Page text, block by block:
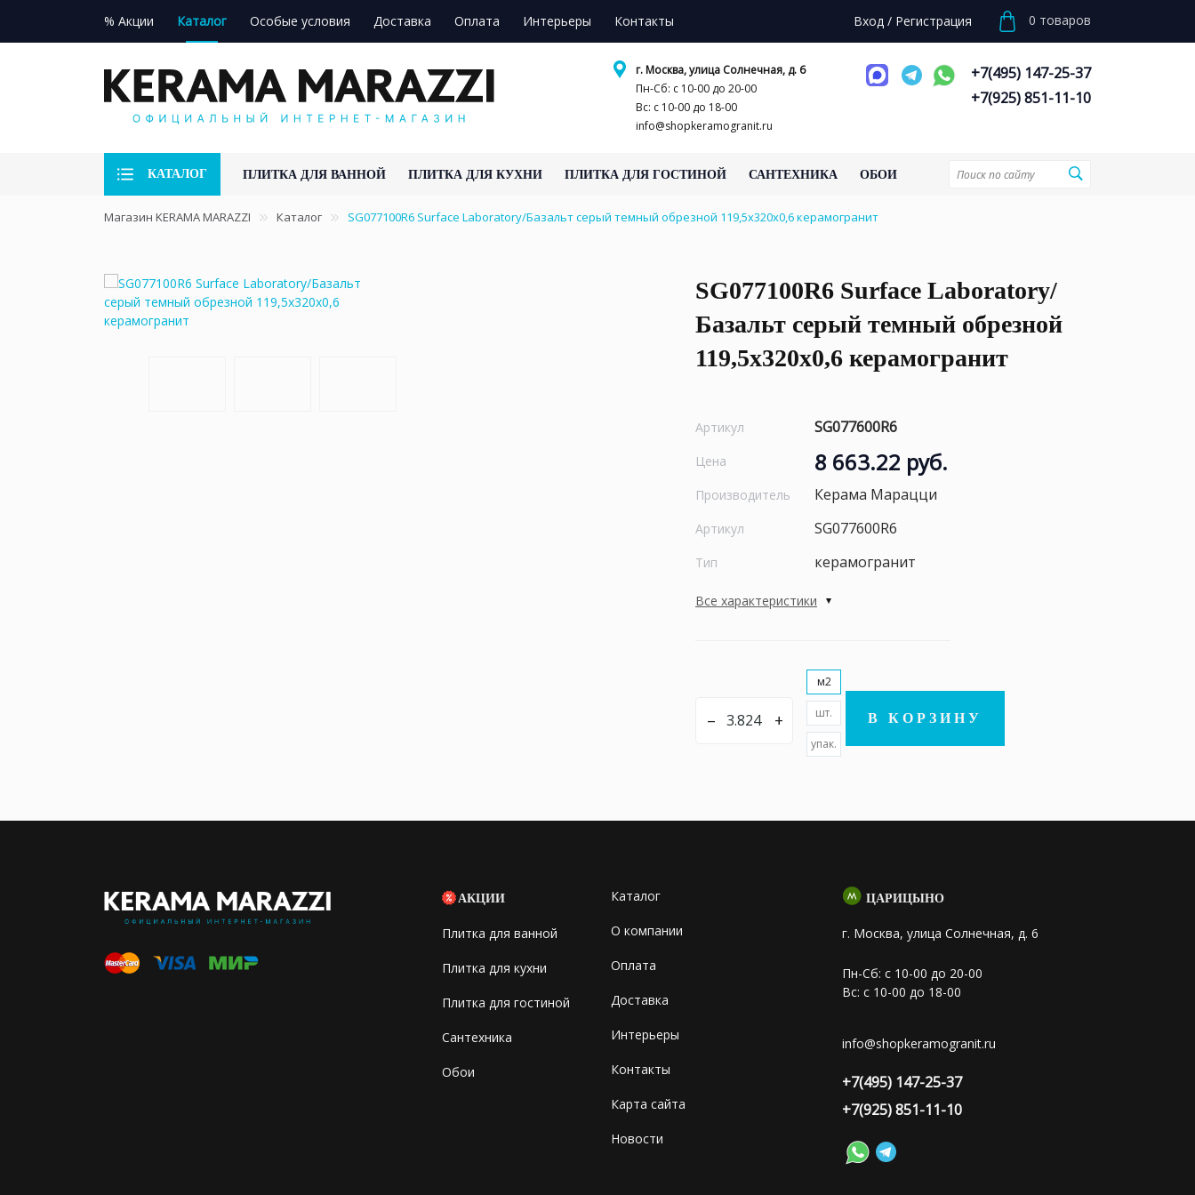
% Акции Каталог Особые условия Доставка Оплата Интерьеры Контакты Вход / Регистрация 0 товаров
г. Москва, улица Солнечная, д. 6
Пн-Сб: с 10-00 до 20-00
Вс: с 10-00 до 18-00
info@shopkeramogranit.ru
+7(495) 147-25-37
+7(925) 851-11-10
КАТАЛОГ ПЛИТКА ДЛЯ ВАННОЙ ПЛИТКА ДЛЯ КУХНИ ПЛИТКА ДЛЯ ГОСТИНОЙ САНТЕХНИКА ОБОИ
Магазин KERAMA MARAZZI Каталог SG077100R6 Surface Laboratory/Базальт серый темный обрезной 119,5x320x0,6 керамогранит
SG077100R6 Surface Laboratory/
Базальт серый темный обрезной
119,5x320x0,6 керамогранит
Артикул SG077600R6
Цена 8 663.22 руб.
Производитель Керама Марацци
Артикул SG077600R6
Тип керамогранит
Все характеристики
– +
м2
шт.
упак.
В КОРЗИНУ
АКЦИИ
Плитка для ванной
Плитка для кухни
Плитка для гостиной
Сантехника
Обои
Каталог
О компании
Оплата
Доставка
Интерьеры
Контакты
Карта сайта
Новости
ЦАРИЦЫНО
г. Москва, улица Солнечная, д. 6
Пн-Сб: с 10-00 до 20-00
Вс: с 10-00 до 18-00
info@shopkeramogranit.ru
+7(495) 147-25-37
+7(925) 851-11-10